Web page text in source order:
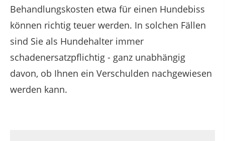
Behandlungskosten etwa für einen Hundebiss
können richtig teuer werden. In solchen Fällen
sind Sie als Hundehalter immer
schadenersatzpflichtig - ganz unabhängig
davon, ob Ihnen ein Verschulden nachgewiesen
werden kann.